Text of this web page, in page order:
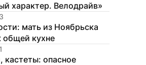
характер. Велодрайв»
мать из Ноябрьска
общей кухне
опасное